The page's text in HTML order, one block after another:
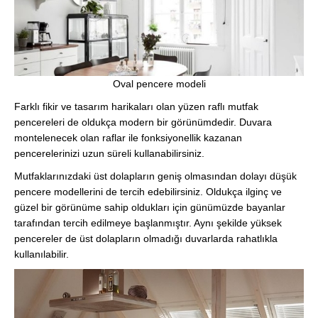
Oval pencere modeli
Farklı fikir ve tasarım harikaları olan yüzen raflı mutfak
pencereleri de oldukça modern bir görünümdedir. Duvara
montelenecek olan raflar ile fonksiyonellik kazanan
pencerelerinizi uzun süreli kullanabilirsiniz.
Mutfaklarınızdaki üst dolapların geniş olmasından dolayı düşük
pencere modellerini de tercih edebilirsiniz. Oldukça ilginç ve
güzel bir görünüme sahip oldukları için günümüzde bayanlar
tarafından tercih edilmeye başlanmıştır. Aynı şekilde yüksek
pencereler de üst dolapların olmadığı duvarlarda rahatlıkla
kullanılabilir.